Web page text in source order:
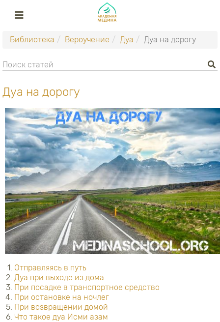
Библиотека Вероучение Дуа Дуа на дорогу
Дуа на дорогу
Отправляясь в путь
Дуа при выходе из дома
При посадке в транспортное средство
При остановке на ночлег
При возвращении домой
Что такое дуа Исми азам